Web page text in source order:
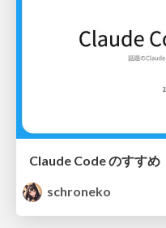
Claude Code のすすめ
schroneko